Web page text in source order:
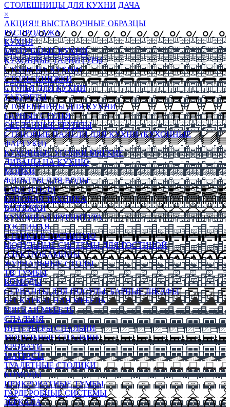
СТОЛЕШНИЦЫ ДЛЯ КУХНИ ДАЧА
×
АКЦИЯ!! ВЫСТАВОЧНЫЕ ОБРАЗЦЫ
РАСПРОДАЖА
КУХНЯ
МОДУЛЬНЫЕ КУХНИ
КУХОННЫЕ ГАРНИТУРЫ
СТОЛЫ НА КУХНЮ
СТОЛЫ КНИЖКИ
СТУЛЬЯ ДЛЯ КУХНИ
ТАБУРЕТЫ
СТОЛЕШНИЦЫ ДЛЯ КУХНИ
БАРНЫЕ СТУЛЬЯ
ОБЕДЕННЫЕ ГРУППЫ
СТЕНОВЫЕ ПАНЕЛИ ДЛЯ КУХНИ (КУХОННЫЕ
ФАРТУКИ)
КУХОННЫЕ УГОЛКИ МЯГКИЕ
ДИВАНЫ НА КУХНЮ
МОЙКИ
ФИЛЬТРЫ ДЛЯ ВОДЫ
СМЕСИТЕЛИ
БЫТОВАЯ ТЕХНИКА
ВЫТЯЖКИ
КУХОННАЯ ФУРНИТУРА
ГОСТИНАЯ
СТЕНКИ В ГОСТИНУЮ
МОДУЛЬНЫЕ СИСТЕМЫ ДЛЯ ГОСТИНОЙ
ЭЛЕКТРОКАМИНЫ
ЖУРНАЛЬНЫЕ СТОЛЫ
ТВ ТУМБЫ
КОМОДЫ
СЕРВАНТЫ ДЛЯ ПОСУДЫ, БАРНЫЕ ШКАФЫ
БЕСКАРКАСНАЯ МЕБЕЛЬ
МЯГКАЯ МЕБЕЛЬ
СПАЛЬНЯ
ИНТЕРЬЕРЫ СПАЛЬНИ
МОДУЛЬНЫЕ СПАЛЬНИ
КРОВАТИ
МАТРАСЫ
ТУАЛЕТНЫЕ СТОЛИКИ
КОМОДЫ
ПРИКРОВАТНЫЕ ТУМБЫ
ГАРДЕРОБНЫЕ СИСТЕМЫ
ЗЕРКАЛА